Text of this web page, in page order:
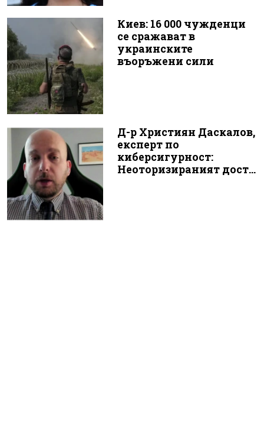
Киев: 16 000 чужденци
се сражават в
украинските
въоръжени сили
Д-р Християн Даскалов,
експерт по
киберсигурност:
Неоторизираният дост...